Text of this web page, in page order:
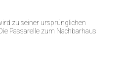
zu seiner ursprünglichen
Passarelle zum Nachbarhaus